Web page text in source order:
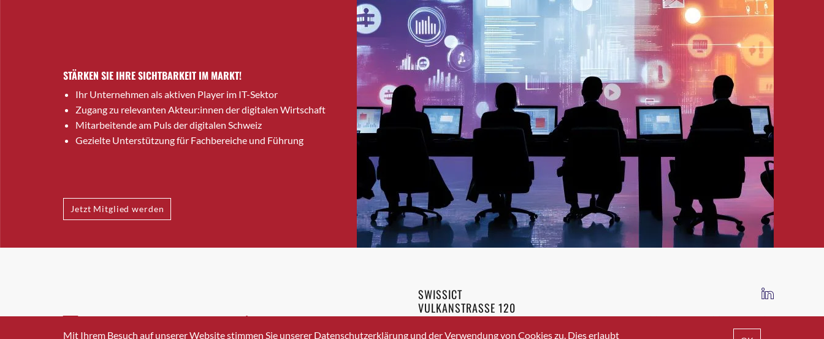
Bottighofen
Bremgarten bei Bern
Brig-Glis
Bronschhofen
Brugg
Brugg AG
Burgdorf
Bäretswil
Bülach
Cazis
Crissier
Davos Platz
STÄRKEN SIE IHRE SICHTBARKEIT IM MARKT!
Ihr Unternehmen als aktiven Player im IT-Sektor
Zugang zu relevanten Akteur:innen der digitalen Wirtschaft
Mitarbeitende am Puls der digitalen Schweiz
Gezielte Unterstützung für Fachbereiche und Führung
Jetzt Mitglied werden
INFO@SWISSICT.CH +41 43 336 40 20
SWISSICT
VULKANSTRASSE 120
8048 ZURICH
IMPRESSUM DATENSCHUTZ AGB
Mit Ihrem Besuch auf unserer Website stimmen Sie unserer Datenschutzerklärung und der Verwendung von Cookies zu. Dies erlaubt